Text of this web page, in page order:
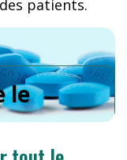
patients.
le